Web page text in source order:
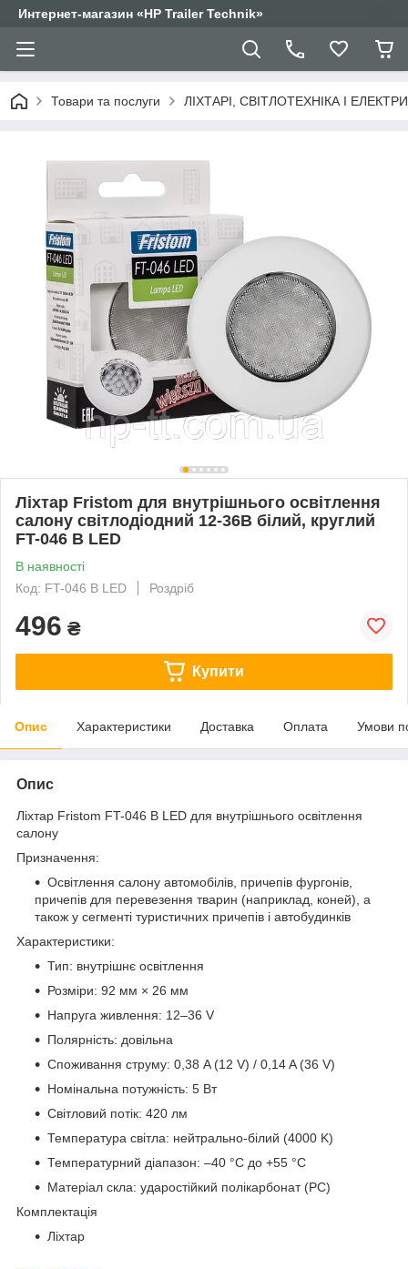
Интернет-магазин «HP Trailer Technik»
Товари та послуги ЛІХТАРІ, СВІТЛОТЕХНІКА І
Ліхтар Fristom для внутрішнього освітлення
салону світлодіодний 12-36В білий, круглий
FT-046 B LED
В наявності
Код: FT-046 B LED
Роздріб
496 ₴
Купити
Опис Характеристики Доставка Оплата Умови
Опис
Ліхтар Fristom FT-046 B LED для внутрішнього освітлення
салону
Призначення:
Освітлення салону автомобілів, причепів фургонів,
причепів для перевезення тварин (наприклад, коней), а
також у сегменті туристичних причепів і автобудинків
Характеристики:
Тип: внутрішнє освітлення
Розміри: 92 мм × 26 мм
Напруга живлення: 12–36 V
Полярність: довільна
Споживання струму: 0,38 A (12 V) / 0,14 A (36 V)
Номінальна потужність: 5 Вт
Світловий потік: 420 лм
Температура світла: нейтрально-білий (4000 K)
Температурний діапазон: –40 °C до +55 °C
Матеріал скла: ударостійкий полікарбонат (PC)
Комплектація
Ліхтар